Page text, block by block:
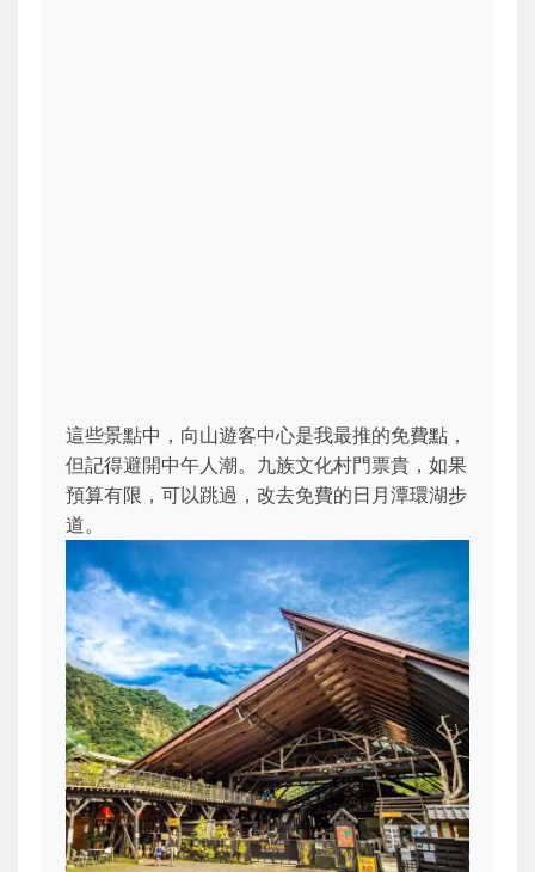
這些景點中，向山遊客中心是我最推的免費點，
但記得避開中午人潮。九族文化村門票貴，如果
預算有限，可以跳過，改去免費的日月潭環湖步
道。